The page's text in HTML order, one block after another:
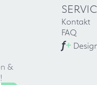
&
Kontakt
FAQ
f+